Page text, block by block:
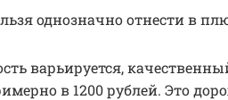
однозначно отнести в
варьируется,
в 1200 рублей. Это